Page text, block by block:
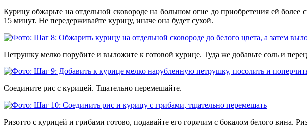
Курицу обжарьте на отдельной сковороде на большом огне до приобретения ей
15 минут. Не передерживайте курицу, иначе она будет сухой.
Петрушку мелко порубите и выложите к готовой курице. Туда же добавьте соль и
Соедините рис с курицей. Тщательно перемешайте.
Ризотто с курицей и грибами готово, подавайте его горячим с бокалом белого вина.